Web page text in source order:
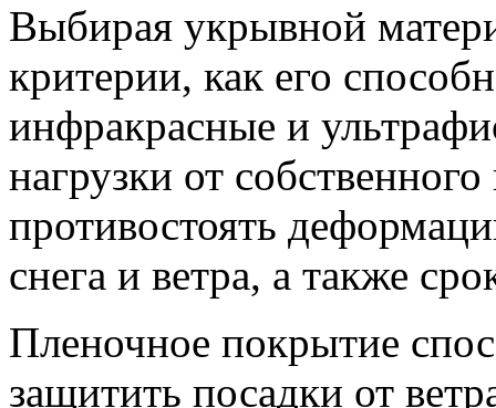
Выбирая укрывной
критерии, как его
инфракрасные и
нагрузки от
противостоять
снега и ветра, а также
Пленочное покрытие
защитить посадки от